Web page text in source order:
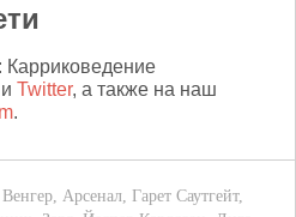
Карриковедение
и Twitter, а также на наш
.
Арсенал Гарет Саутгейт,